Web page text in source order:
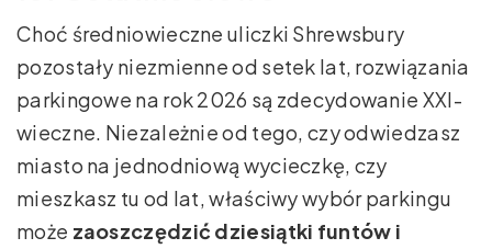
Choć średniowieczne uliczki Shrewsbury
pozostały niezmienne od setek lat, rozwiązania
parkingowe na rok 2026 są zdecydowanie XXI-
wieczne. Niezależnie od tego, czy odwiedzasz
miasto na jednodniową wycieczkę, czy
mieszkasz tu od lat, właściwy wybór parkingu
może zaoszczędzić dziesiątki funtów i